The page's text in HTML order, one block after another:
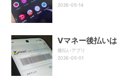
2026-05-14
Vマネー後払い
後払いアプリ
2026-05-01